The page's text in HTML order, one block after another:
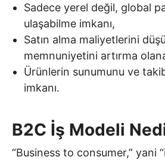
Sadece yerel değil, global
ulaşabilme imkanı,
Satın alma maliyetlerini
memnuniyetini artırma
Ürünlerin sunumunu ve
imkanı.
B2C İş Modeli
“Business to consumer,” yani